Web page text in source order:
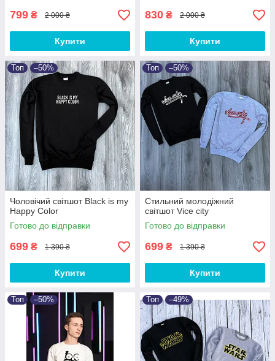
799 ₴ 2 000 ₴
Купити
830 ₴ 2 000 ₴
Купити
Топ –50%
Чоловічий світшот Black is my
Happy Color
Готово до відправки
699 ₴ 1 390 ₴
Купити
Топ –50%
Стильний молодіжний
світшот Vice city
Готово до відправки
699 ₴ 1 390 ₴
Купити
Топ –50% Топ –49%